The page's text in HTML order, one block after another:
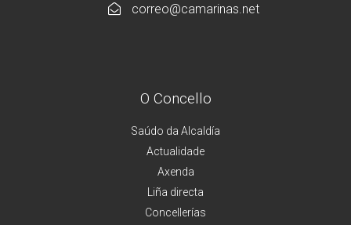
correo@camarinas.net
O Concello
Saúdo da Alcaldía
Actualidade
Axenda
Liña directa
Concellerías